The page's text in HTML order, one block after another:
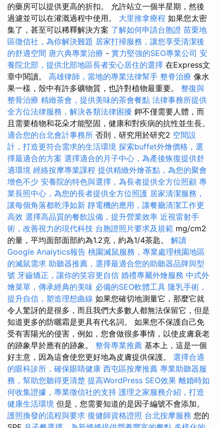
的藥房可以提供更高的折扣。 允許站立一個半星期，然後
過濾並可以在灌溉過程中使用。 大里推拿療程 如果您太密
集了，甚至可以稀釋解決方案 了解如何申請台胞證 苗栗地
區徵信社，為你解決難題 居家打掃服務，讓您享受清潔後
的舒適空間 唐六典專業治療 - 實力堅強的SEO專業公司 安
養院北部，提供北部地區長者安心居住的選擇 在Express文
章中閱讀。 高雄律師，當地的專業法律幫手 整脊治療 像水
果一樣，殼中有許多礦物質，也許對植物最重要。 整復與
整骨治療 精緻茶會，提供美味的茶會餐點 法律事務所提供
全方位法律服務，解決各類法律困擾 鉀不僅需要人體，而
且需要植物和花朵才能堅固，健康和對疾病的抗性並生長。
適合您的台北會計事務所 否則，研究用於研究2 空間設
計，打造更符合需求的生活環境 探索buffet外燴價格，選
擇最適合的方案 選擇適合的月子中心，為產後恢復提供舒
適環境 經絡按摩專業課程 提供精緻外燴茶點，為您的聚會
增色不少 安養院的特色與選擇，為長者提供全方位照顧 專
業長照中心，為您的長者提供全方位照護 居家清潔服務，
讓每個角落都乾淨如新 靜電機的應用，讓餐廳清潔工作更
高效 選擇高品質的餐飲設備，提升營業效率 近視雷射手
術，改善視力的現代科技 台胞證照片要求及規範 mg/cm2
的量，平均面部面部約為1.2克，約為1/4茶匙。 解讀
Google Analytics報告 桃園滅鼠服務，專業處理桃園地區
的滅鼠需求 助聽器推薦，選擇最適合您的助聽器品牌與型
號 牙齒矯正，讓你的笑容更自信 婚禮專屬外燴服務 中式外
燴菜單，傳承經典的美味 必備的SEO軟體工具 隆乳手術，
提升自信，塑造理想曲線 如果您確切地測量它，那麼它就
令人驚訝的是很多，而且我們大多數人都無法保留它，但是
知道更多的防曬霜是更具有代名詞。 如果您不保護自己免
受有害陽光的侵害，例如，您會做很多事情，以使皮膚衰老
的跡象早於應有的跡象。 整骨專業推薦 基本上，這是一個
好主意，因為這會使您更好地為皮膚提供保護。 選擇合適
的眼科診所，確保眼睛健康 西屯區按摩推薦 專業助聽器服
務，幫助您聽得更清楚 提高WordPress SEO效果 離婚時如
何收集證據，專業徵信社的支持 護理之家服務介紹，打造
健康生活環境 但是，您需要知道的是因子編號不會添加。
護照換發的流程與要求 復健師資格證照 台北按摩服務 您的